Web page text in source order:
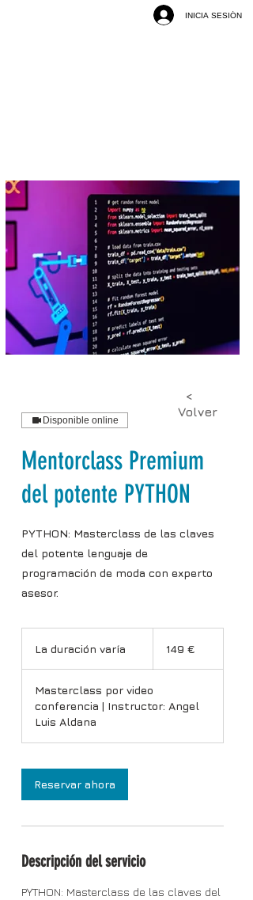
INICIA SESIÓN
Disponible online
Mentorclass Premium
del potente PYTHON
PYTHON: Masterclass de las claves
del potente lenguaje de
programación de moda con experto
asesor.
La duración varía
u
r
c
a
í
a
149 €
Masterclass por video
conferencia | Instructor: Angel
Luis Aldana
Reservar ahora
Descripción del servicio
PYTHON: Masterclass de las claves del
<
Volver